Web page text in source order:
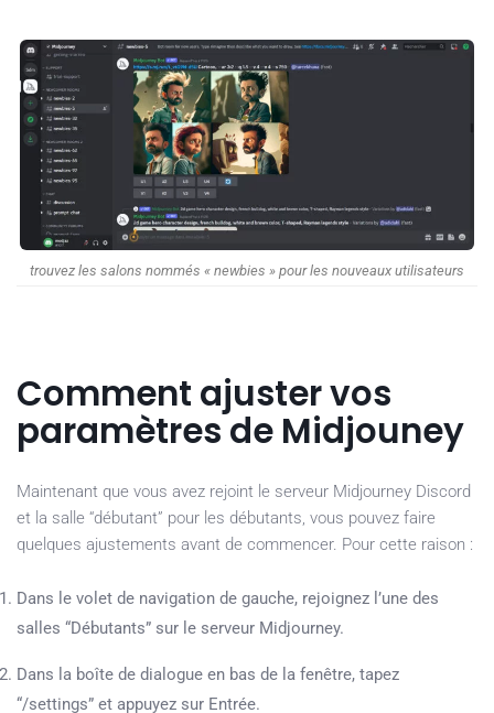
trouvez les salons nommés « newbies » pour les nouveaux utilisateurs
Comment ajuster vos
paramètres de Midjouney
Maintenant que vous avez rejoint le serveur Midjourney Discord
et la salle “débutant” pour les débutants, vous pouvez faire
quelques ajustements avant de commencer. Pour cette raison :
Dans le volet de navigation de gauche, rejoignez l’une des
salles “Débutants” sur le serveur Midjourney.
Dans la boîte de dialogue en bas de la fenêtre, tapez
“/settings” et appuyez sur Entrée.